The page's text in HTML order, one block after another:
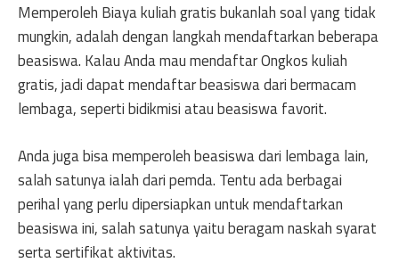
Memperoleh Biaya kuliah gratis bukanlah soal yang tidak
mungkin, adalah dengan langkah mendaftarkan beberapa
beasiswa. Kalau Anda mau mendaftar Ongkos kuliah
gratis, jadi dapat mendaftar beasiswa dari bermacam
lembaga, seperti bidikmisi atau beasiswa favorit.
Anda juga bisa memperoleh beasiswa dari lembaga lain,
salah satunya ialah dari pemda. Tentu ada berbagai
perihal yang perlu dipersiapkan untuk mendaftarkan
beasiswa ini, salah satunya yaitu beragam naskah syarat
serta sertifikat aktivitas.